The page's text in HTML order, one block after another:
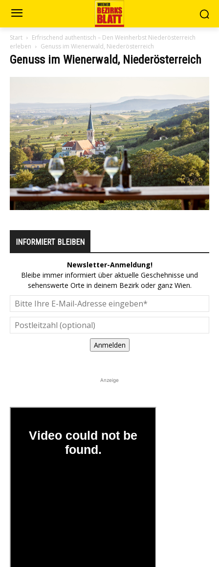
Start
Erfrischend authentisch – Den Weinherbst Niederösterreich
erleben
Genuss im Wienerwald, Niederösterreich
Genuss im Wienerwald, Niederösterreich
INFORMIERT BLEIBEN
Newsletter-Anmeldung!
Bleibe immer informiert über aktuelle Geschehnisse und
sehenswerte Orte in deinem Bezirk oder ganz Wien.
Anmelden
Anzeige